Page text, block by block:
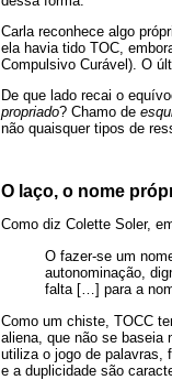
Carla reconhece algo
ela havia tido TOC,
Compulsivo Curável). O
De que lado recai o
propriado? Chamo de
não quaisquer tipos de
O laço, o nome
Como diz Colette Soler,
O fazer-se um
autonominação,
falta […] para a
Como um chiste, TOCC
aliena, que não se
utiliza o jogo de palavras,
e a duplicidade são